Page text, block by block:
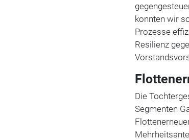
konnten wir
Prozesse
Resilienz
Die
Segmenten